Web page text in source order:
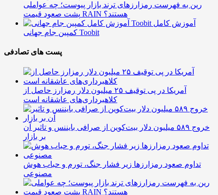
رین به فهرست رمزارزهای ترند بازار پیوست؛ چه عواملی
پشت صعود قیمت RAIN هستند؟
آموزش کامل
کمپین جام جهانی Toobit
پست های تصادفی
آمریکا در پی توقیف ۲۵ میلیون دلار رمزارز حاصل از
کلاهبرداری‌های عاشقانه است
خروج ۵۸۹ میلیون دلار بیت‌کوین از صرافی بایننس و تاثیر آن
بر بازار
تداوم صعود رمزارزها زیر فشار جنگ، تورم و حباب هوش
مصنوعی